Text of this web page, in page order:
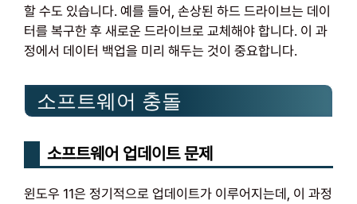
할 수도 있습니다. 예를 들어, 손상된 하드 드라이브는 데이
터를 복구한 후 새로운 드라이브로 교체해야 합니다. 이 과
정에서 데이터 백업을 미리 해두는 것이 중요합니다.
소프트웨어 충돌
소프트웨어 업데이트 문제
윈도우 11은 정기적으로 업데이트가 이루어지는데, 이 과정